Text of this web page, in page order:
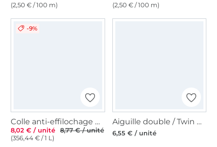
(2,50 € / 100 m)
(2,50 € / 100 m)
-9%
Colle anti-effilochage Prym
8,02 € / unité
8,77 € / unité
(356,44 € / 1 L)
Aiguille double / Twin Needle 130/705, Stretch 75/2,5 mm
6,55 € / unité